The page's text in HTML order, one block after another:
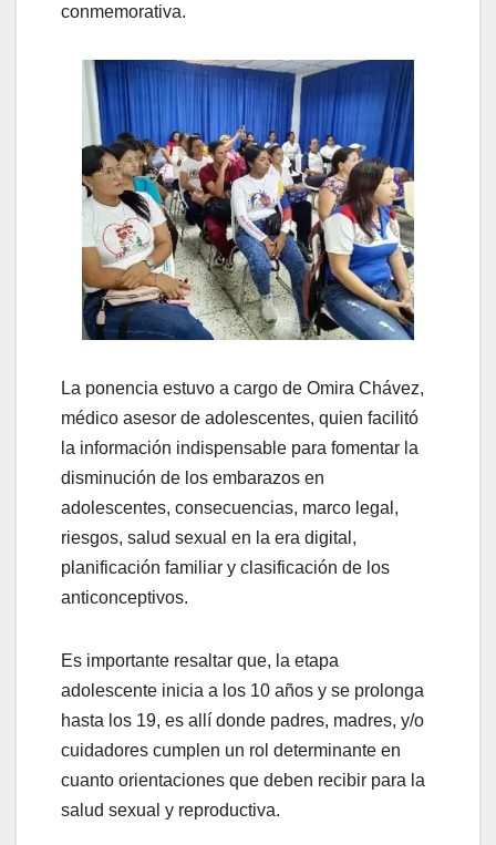
conmemorativa.
La ponencia estuvo a cargo de Omira Chávez,
médico asesor de adolescentes, quien facilitó
la información indispensable para fomentar la
disminución de los embarazos en
adolescentes, consecuencias, marco legal,
riesgos, salud sexual en la era digital,
planificación familiar y clasificación de los
anticonceptivos.
Es importante resaltar que, la etapa
adolescente inicia a los 10 años y se prolonga
hasta los 19, es allí donde padres, madres, y/o
cuidadores cumplen un rol determinante en
cuanto orientaciones que deben recibir para la
salud sexual y reproductiva.